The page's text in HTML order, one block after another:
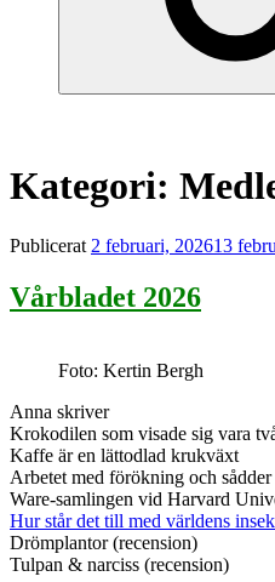
Kategori:
Publicerat 2 februari, 202613
Vårbladet 2026
Foto: Kertin Bergh
Anna skriver
Krokodilen som visade sig vara
Kaffe är en lättodlad krukväxt
Arbetet med förökning och sådder
Ware-samlingen vid Harvard
Hur står det till med världens
Drömplantor (recension)
Tulpan & narciss (recension)